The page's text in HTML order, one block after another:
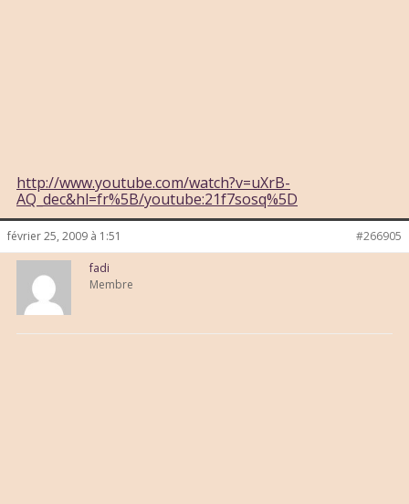
http://www.youtube.com/watch?v=uXrB-
AQ_dec&hl=fr%5B/youtube:21f7sosq%5D
février 25, 2009 à 1:51 #266905
fadi
Membre